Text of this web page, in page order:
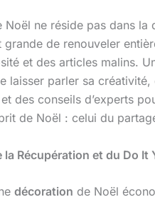
Noël ne réside pas dans la
grande de renouveler
et des articles malins.
laisser parler sa
des conseils d’experts
de Noël : celui du
la Récupération et du Do It
décoration de Noël